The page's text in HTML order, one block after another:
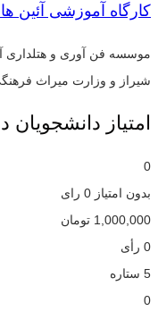
کارگاه آموزشی آئین
موسسه فن آوری و هتلداری
شیراز و وزارت میراث
امتیاز دانشجویان
0
بدون امتیاز 0 رای
1,000,000 تومان
0 رأی
5 ستاره
0